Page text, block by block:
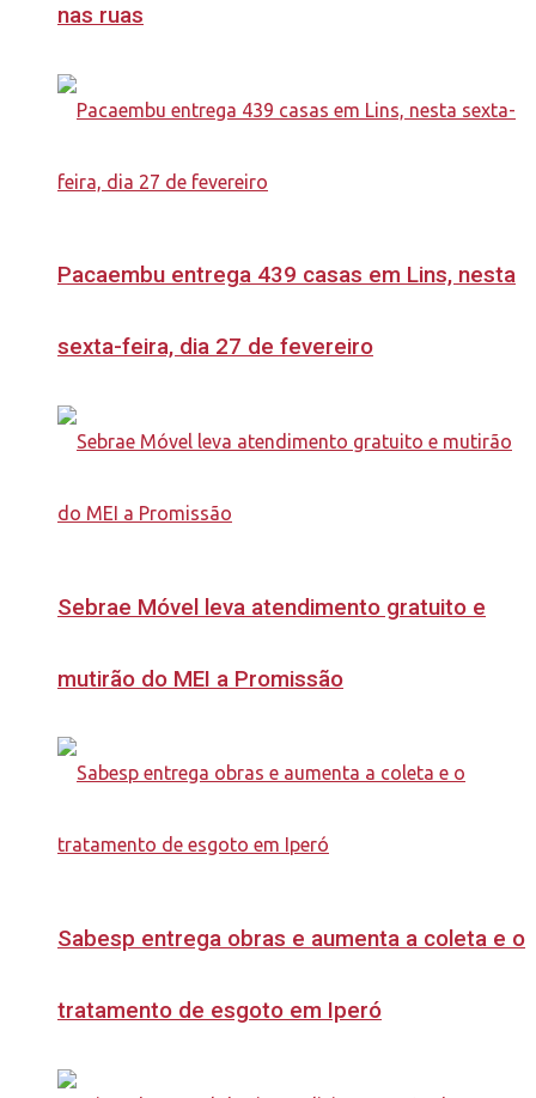
nas ruas
Pacaembu entrega 439 casas em Lins, nesta
sexta-feira, dia 27 de fevereiro
Sebrae Móvel leva atendimento gratuito e
mutirão do MEI a Promissão
Sabesp entrega obras e aumenta a coleta e o
tratamento de esgoto em Iperó